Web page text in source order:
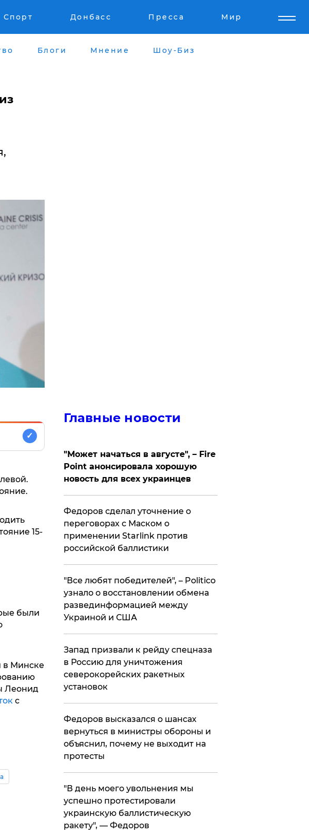
Спорт Донбасс Пресса Мир
Блоги Мнение Шоу-Биз
✓
15-
были
в Минске
Леонид
с
Главные новости
"Может начаться в августе", – Fire
Point анонсировала хорошую
новость для всех украинцев
Федоров сделал уточнение о
переговорах с Маском о
применении Starlink против
российской баллистики
​"Все любят победителей", – Politico
узнало о восстановлении обмена
развединформацией между
Украиной и США
Запад призвали к рейду спецназа
в Россию для уничтожения
северокорейских ракетных
установок
Федоров высказался о шансах
вернуться в министры обороны и
объяснил, почему не выходит на
протесты
​"В день моего увольнения мы
успешно протестировали
украинскую баллистическую
ракету", — Федоров